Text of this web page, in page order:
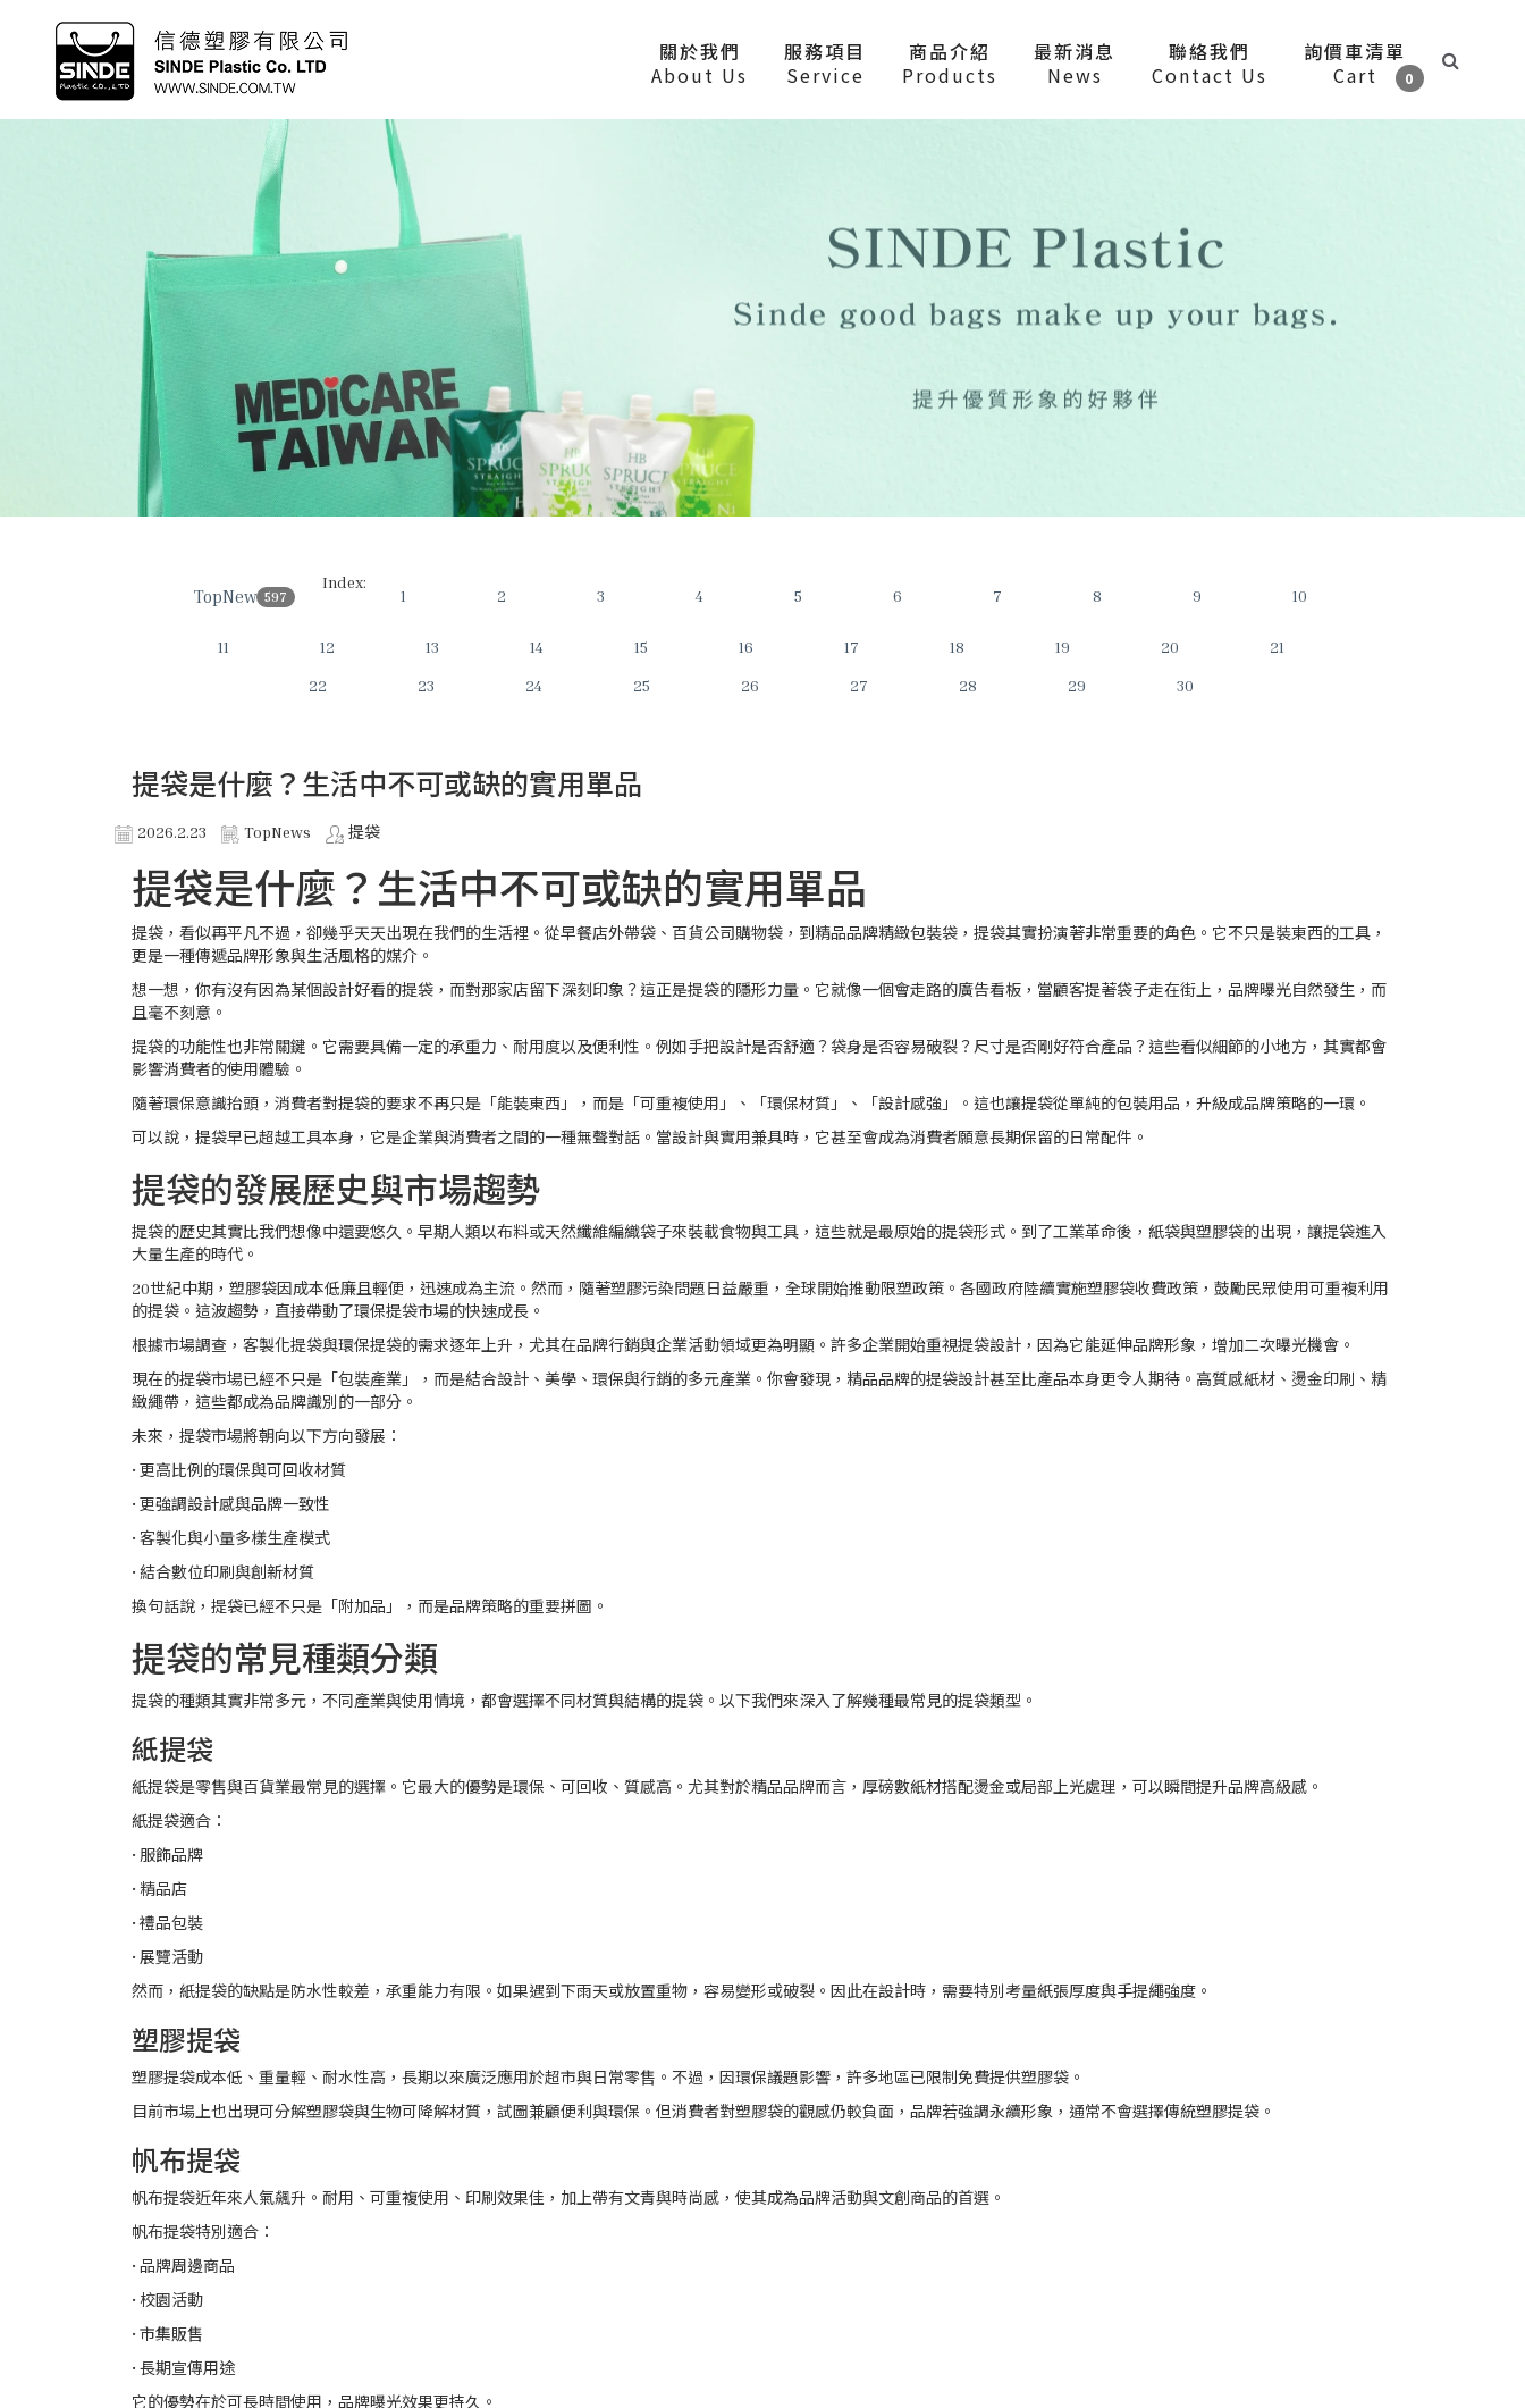
關於我們
About Us
服務項目
Service
商品介紹
Products
最新消息
News
聯絡我們
Contact Us
詢價車清單
Cart 0
TopNews597
Index:
1 2 3 4 5 6 7 8 9 10
11 12 13 14 15 16 17 18 19 20
21
22
23 24 25 26 27 28 29 30
提袋是什麼？生活中不可或缺的實用單品
2026.2.23 TopNews 提袋
提袋是什麼？生活中不可或缺的實用單品
提袋，看似再平凡不過，卻幾乎天天出現在我們的生活裡。從早餐店外帶袋、百貨公司購物袋，到精品品牌精緻包裝袋，提袋其實扮演著非常重要的角色。它不只是裝東西的工具，
更是一種傳遞品牌形象與生活風格的媒介。
想一想，你有沒有因為某個設計好看的提袋，而對那家店留下深刻印象？這正是提袋的隱形力量。它就像一個會走路的廣告看板，當顧客提著袋子走在街上，品牌曝光自然發生，而
且毫不刻意。
提袋的功能性也非常關鍵。它需要具備一定的承重力、耐用度以及便利性。例如手把設計是否舒適？袋身是否容易破裂？尺寸是否剛好符合產品？這些看似細節的小地方，其實都會
影響消費者的使用體驗。
隨著環保意識抬頭，消費者對提袋的要求不再只是「能裝東西」，而是「可重複使用」、「環保材質」、「設計感強」。這也讓提袋從單純的包裝用品，升級成品牌策略的一環。
可以說，提袋早已超越工具本身，它是企業與消費者之間的一種無聲對話。當設計與實用兼具時，它甚至會成為消費者願意長期保留的日常配件。
提袋的發展歷史與市場趨勢
提袋的歷史其實比我們想像中還要悠久。早期人類以布料或天然纖維編織袋子來裝載食物與工具，這些就是最原始的提袋形式。到了工業革命後，紙袋與塑膠袋的出現，讓提袋進入
大量生產的時代。
20世紀中期，塑膠袋因成本低廉且輕便，迅速成為主流。然而，隨著塑膠污染問題日益嚴重，全球開始推動限塑政策。各國政府陸續實施塑膠袋收費政策，鼓勵民眾使用可重複利用
的提袋。這波趨勢，直接帶動了環保提袋市場的快速成長。
根據市場調查，客製化提袋與環保提袋的需求逐年上升，尤其在品牌行銷與企業活動領域更為明顯。許多企業開始重視提袋設計，因為它能延伸品牌形象，增加二次曝光機會。
現在的提袋市場已經不只是「包裝產業」，而是結合設計、美學、環保與行銷的多元產業。你會發現，精品品牌的提袋設計甚至比產品本身更令人期待。高質感紙材、燙金印刷、精
緻繩帶，這些都成為品牌識別的一部分。
未來，提袋市場將朝向以下方向發展：
• 更高比例的環保與可回收材質
• 更強調設計感與品牌一致性
• 客製化與小量多樣生產模式
• 結合數位印刷與創新材質
換句話說，提袋已經不只是「附加品」，而是品牌策略的重要拼圖。
提袋的常見種類分類
提袋的種類其實非常多元，不同產業與使用情境，都會選擇不同材質與結構的提袋。以下我們來深入了解幾種最常見的提袋類型。
紙提袋
紙提袋是零售與百貨業最常見的選擇。它最大的優勢是環保、可回收、質感高。尤其對於精品品牌而言，厚磅數紙材搭配燙金或局部上光處理，可以瞬間提升品牌高級感。
紙提袋適合：
• 服飾品牌
• 精品店
• 禮品包裝
• 展覽活動
然而，紙提袋的缺點是防水性較差，承重能力有限。如果遇到下雨天或放置重物，容易變形或破裂。因此在設計時，需要特別考量紙張厚度與手提繩強度。
塑膠提袋
塑膠提袋成本低、重量輕、耐水性高，長期以來廣泛應用於超市與日常零售。不過，因環保議題影響，許多地區已限制免費提供塑膠袋。
目前市場上也出現可分解塑膠袋與生物可降解材質，試圖兼顧便利與環保。但消費者對塑膠袋的觀感仍較負面，品牌若強調永續形象，通常不會選擇傳統塑膠提袋。
帆布提袋
帆布提袋近年來人氣飆升。耐用、可重複使用、印刷效果佳，加上帶有文青與時尚感，使其成為品牌活動與文創商品的首選。
帆布提袋特別適合：
• 品牌周邊商品
• 校園活動
• 市集販售
• 長期宣傳用途
它的優勢在於可長時間使用，品牌曝光效果更持久。